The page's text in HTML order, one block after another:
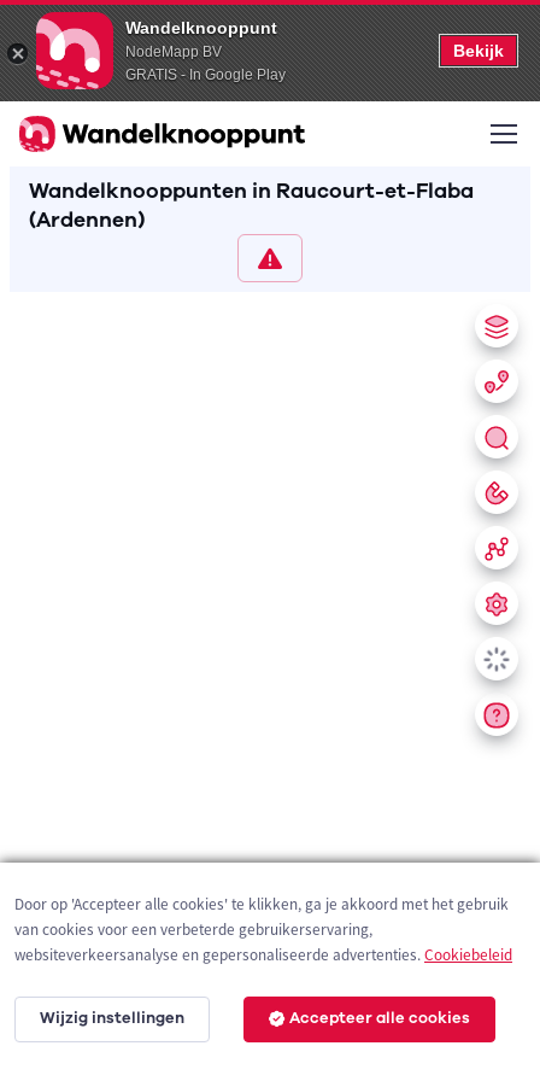
Wandelknooppunt
NodeMapp BV
GRATIS - In Google Play
Bekijk
Wandelknooppunten in Raucourt-et-Flaba
(Ardennen)
200 m
Door op 'Accepteer alle cookies' te klikken, ga je akkoord met het gebruik
van cookies voor een verbeterde gebruikerservaring,
websiteverkeersanalyse en gepersonaliseerde advertenties.Cookiebeleid
Wijzig instellingen Accepteer alle cookies